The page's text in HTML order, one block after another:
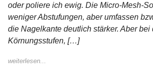
oder poliere ich ewig. Die Micro-Mesh-
weniger Abstufungen, aber umfassen
die Nagelkante deutlich stärker. Aber bei
Körnungsstufen, […]
weiterlesen...